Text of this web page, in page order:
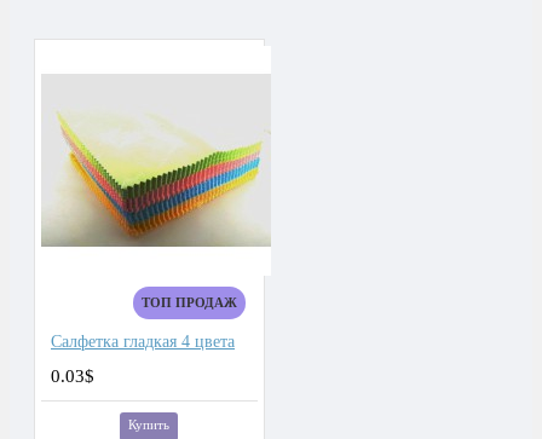
ТОП ПРОДАЖ
Салфетка гладкая 4 цвета
0.03$
Купить